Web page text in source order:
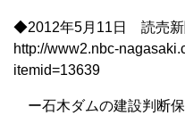
◆2012年5月11日 読売
http://www2.nbc-
itemid=13639
ー石木ダムの建設判断